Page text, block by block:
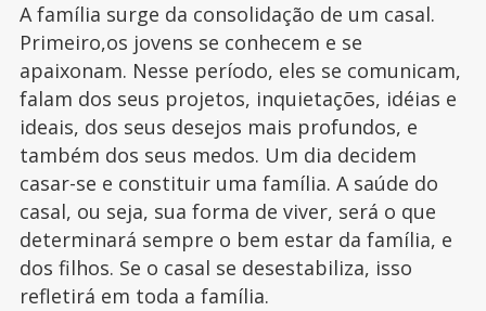
A família surge da consolidação de um casal.
Primeiro,os jovens se conhecem e se
apaixonam. Nesse período, eles se comunicam,
falam dos seus projetos, inquietações, idéias e
ideais, dos seus desejos mais profundos, e
também dos seus medos. Um dia decidem
casar-se e constituir uma família. A saúde do
casal, ou seja, sua forma de viver, será o que
determinará sempre o bem estar da família, e
dos filhos. Se o casal se desestabiliza, isso
refletirá em toda a família.